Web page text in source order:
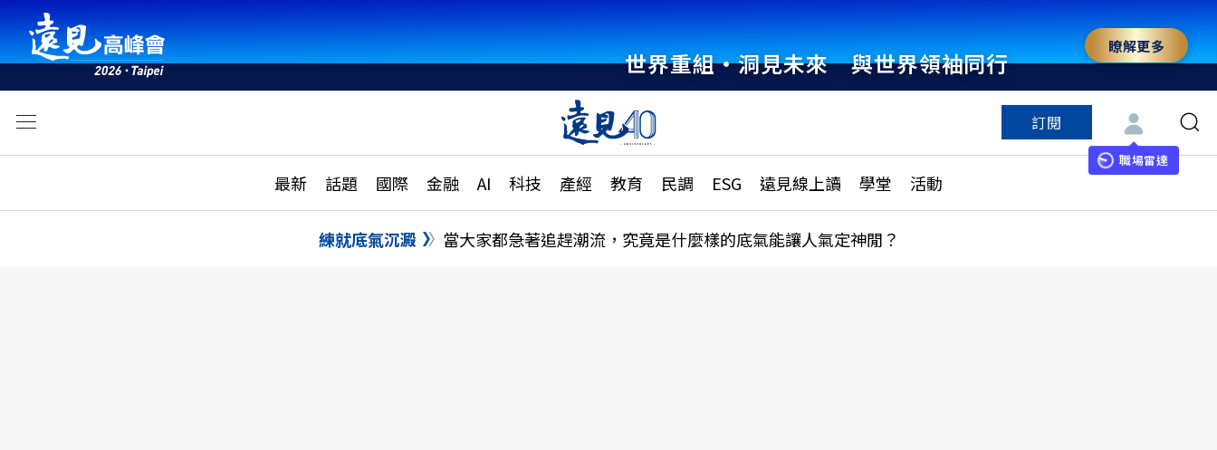
世界重組・洞見未來 與世界領袖同行
瞭解更多
訂閱
職場雷達
最新 話題 國際 金融 AI 科技 產經 教育 民調 ESG 遠見線上讀 學堂 活動
活動
話題
國際
特輯
大學升學、職涯攻略
縣市施政調查全解析
民調
更多訂閱方案
特色頻道
練就底氣沉澱 當大家都急著追趕潮流，究竟是什麼樣的底氣能讓人氣定神閒？